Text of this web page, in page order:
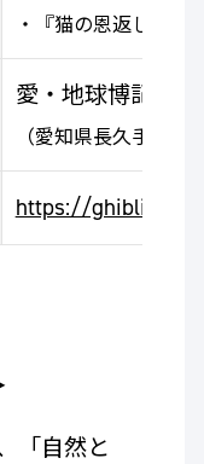
・『猫の恩返し』の
愛・地球博記念
（愛知県長久手市茨
https://ghibli-
「自然と